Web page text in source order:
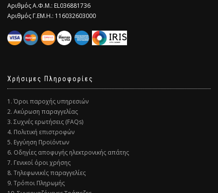
Αριθμός Α.Φ.Μ.: EL036881736
Αριθμός Γ.ΕΜ.Η.: 116032603000
Χρήσιμες Πληροφορίες
1. Όροι παροχής υπηρεσιών
2. Ακύρωση παραγγελίας
3. Συχνές ερωτήσεις (FAQs)
4. Πολιτική επιστροφών
5. Εγγύηση Προϊόντων
6. Οδηγίες αποφυγής ηλεκτρονικής απάτης
7. Γενικοί όροι χρήσης
8. Τηλεφωνικές παραγγελίες
9. Τρόποι Πληρωμής